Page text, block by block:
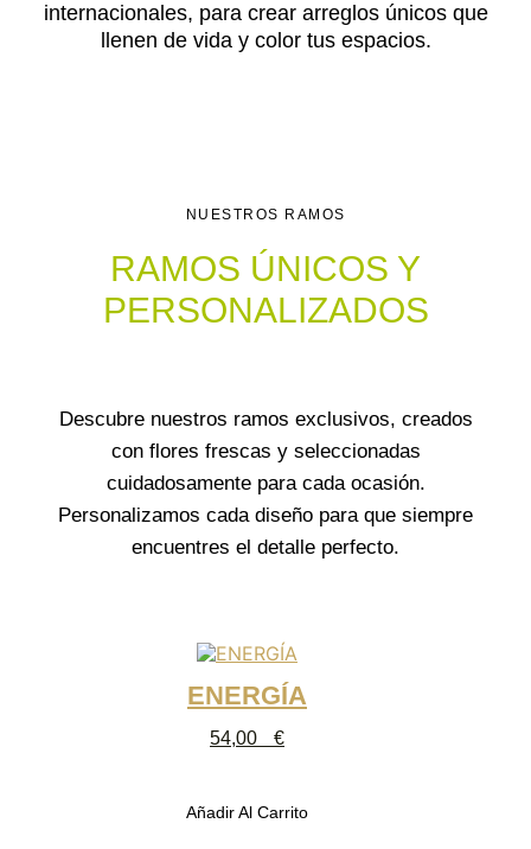
internacionales, para crear arreglos únicos que
llenen de vida y color tus espacios.
NUESTROS RAMOS
RAMOS ÚNICOS Y
PERSONALIZADOS
Descubre nuestros ramos exclusivos, creados
con flores frescas y seleccionadas
cuidadosamente para cada ocasión.
Personalizamos cada diseño para que siempre
encuentres el detalle perfecto.
ENERGÍA
54,00 €
Añadir Al Carrito